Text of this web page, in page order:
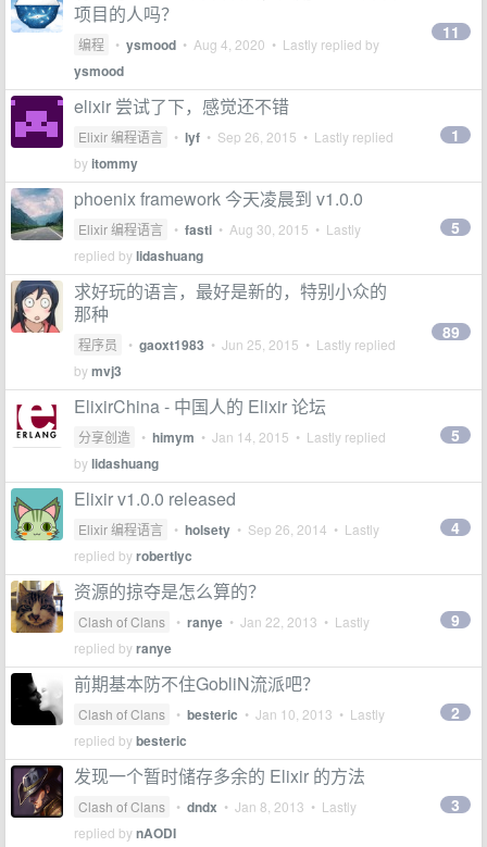
项目的人吗？
编程 • ysmood • Aug 4, 2020 • Lastly replied by
ysmood
11
elixir 尝试了下，感觉还不错
Elixir 编程语言 • lyf • Sep 26, 2015 • Lastly replied
byitommy
1
phoenix framework 今天凌晨到 v1.0.0
Elixir 编程语言 • fasti • Aug 30, 2015 • Lastly
replied bylidashuang
5
求好玩的语言，最好是新的，特别小众的
那种
程序员 • gaoxt1983 • Jun 25, 2015 • Lastly replied
bymvj3
89
ElixirChina - 中国人的 Elixir 论坛
分享创造 • himym • Jan 14, 2015 • Lastly replied
bylidashuang
5
Elixir v1.0.0 released
Elixir 编程语言 • holsety • Sep 26, 2014 • Lastly
replied byrobertlyc
4
资源的掠夺是怎么算的？
Clash of Clans • ranye • Jan 22, 2013 • Lastly
replied byranye
9
前期基本防不住GobliN流派吧？
Clash of Clans • besteric • Jan 10, 2013 • Lastly
replied bybesteric
2
发现一个暂时储存多余的 Elixir 的方法
Clash of Clans • dndx • Jan 8, 2013 • Lastly
replied bynAODI
3